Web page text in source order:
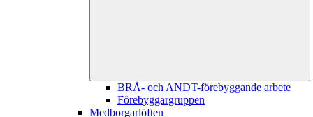
BRÅ- och ANDT-förebyggande arbete
Förebyggargruppen
Medborgarlöften